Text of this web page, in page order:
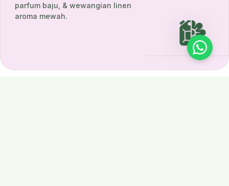
parfum baju, & wewangian linen
aroma mewah.